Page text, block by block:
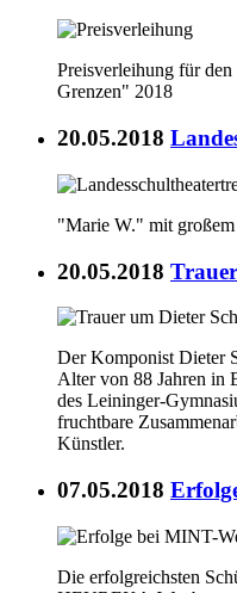
Preisverleihung für
Grenzen" 2018
20.05.2018
"Marie W." mit
20.05.2018
Der Komponist Dieter
Alter von 88 Jahren in
des Leininger-
fruchtbare
Künstler.
07.05.2018
Die erfolgreichsten